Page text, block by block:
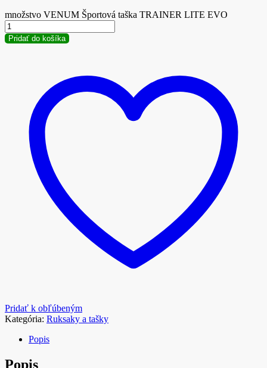
množstvo VENUM Športová taška TRAINER LITE EVO
Pridať do košíka
Pridať k obľúbeným
Kategória: Ruksaky a tašky
Popis
Popis